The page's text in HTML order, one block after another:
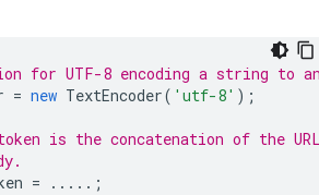
for UTF-8 encoding a string to
= new TextEncoder( 'utf-8' );
is the concatenation of the
= .....;